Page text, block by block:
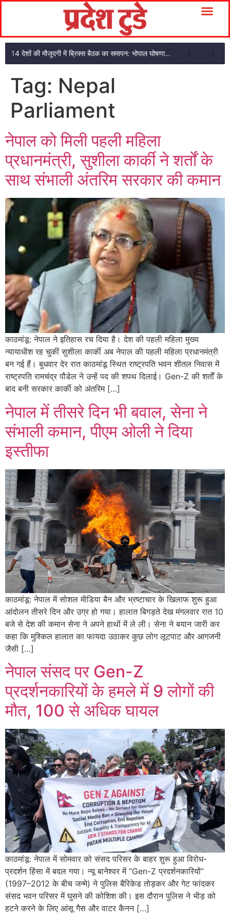
14 देशों की मौजूदगी में ब्रिक्स बैठक का समापन: भोपाल घोषणा पत्र अपनाया
Tag: Nepal
Parliament
नेपाल को मिली पहली महिला
प्रधानमंत्री, सुशीला कार्की ने शर्तों के
साथ संभाली अंतरिम सरकार की कमान
काठमांडू: नेपाल ने इतिहास रच दिया है। देश की पहली महिला मुख्य
न्यायाधीश रह चुकीं सुशीला कार्की अब नेपाल की पहली महिला प्रधानमंत्री
बन गई हैं। बुधवार देर रात काठमांडू स्थित राष्ट्रपति भवन शीतल निवास में
राष्ट्रपति रामचंद्र पौडेल ने उन्हें पद की शपथ दिलाई। Gen-Z की शर्तों के
बाद बनी सरकार कार्की को अंतरिम […]
नेपाल में तीसरे दिन भी बवाल, सेना ने
संभाली कमान, पीएम ओली ने दिया
इस्तीफा
काठमांडू: नेपाल में सोशल मीडिया बैन और भ्रष्टाचार के खिलाफ शुरू हुआ
आंदोलन तीसरे दिन और उग्र हो गया। हालात बिगड़ते देख मंगलवार रात 10
बजे से देश की कमान सेना ने अपने हाथों में ले ली। सेना ने बयान जारी कर
कहा कि मुश्किल हालात का फायदा उठाकर कुछ लोग लूटपाट और आगजनी
जैसी […]
नेपाल संसद पर Gen-Z
प्रदर्शनकारियों के हमले में 9 लोगों की
मौत, 100 से अधिक घायल
काठमांडू: नेपाल में सोमवार को संसद परिसर के बाहर शुरू हुआ विरोध-
प्रदर्शन हिंसा में बदल गया। न्यू बानेश्वर में “Gen-Z प्रदर्शनकारियों”
(1997–2012 के बीच जन्मे) ने पुलिस बैरिकेड तोड़कर और गेट फांदकर
संसद भवन परिसर में घुसने की कोशिश की। इस दौरान पुलिस ने भीड़ को
हटने करने के लिए आंसू गैस और वाटर कैनन […]